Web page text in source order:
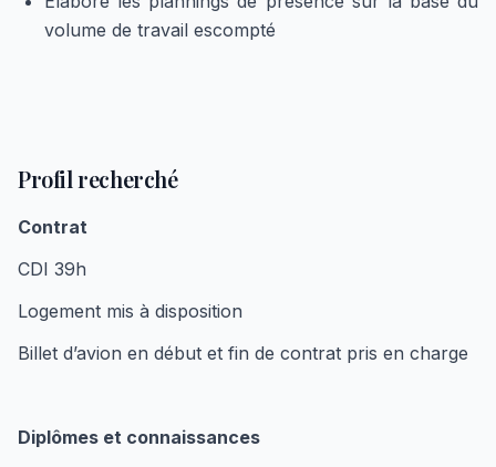
volume de travail escompté
Profil recherché
Contrat
CDI 39h
Logement mis à disposition
Billet d’avion en début et fin de contrat pris en charge
Diplômes et connaissances